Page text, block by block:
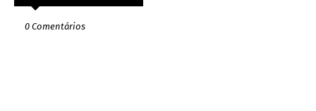
0 Comentários